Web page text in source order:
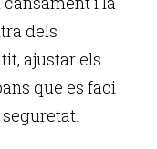
dels
ajustar els
que es faci